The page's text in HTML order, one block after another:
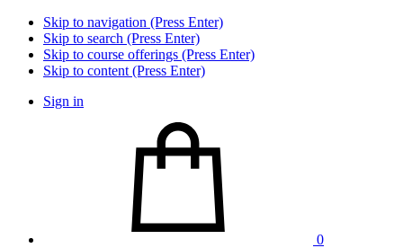
Skip to navigation (Press Enter)
Skip to search (Press Enter)
Skip to course offerings (Press Enter)
Skip to content (Press Enter)
Sign in
0